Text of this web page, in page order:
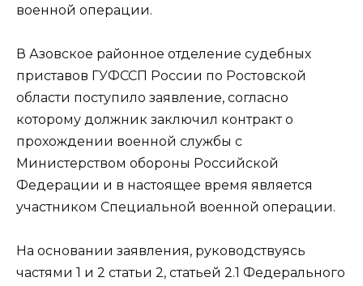
военной операции.
В Азовское районное отделение судебных
приставов ГУФССП России по Ростовской
области поступило заявление, согласно
которому должник заключил контракт о
прохождении военной службы с
Министерством обороны Российской
Федерации и в настоящее время является
участником Специальной военной операции.
На основании заявления, руководствуясь
частями 1 и 2 статьи 2, статьей 2.1 Федерального